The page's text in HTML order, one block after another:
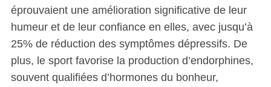
éprouvaient une amélioration significative de leur
humeur et de leur confiance en elles, avec jusqu’à
25% de réduction des symptômes dépressifs. De
plus, le sport favorise la production d’endorphines,
souvent qualifiées d’hormones du bonheur,